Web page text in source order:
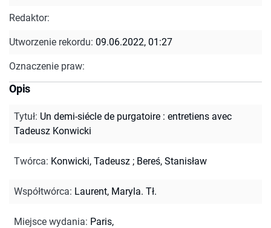
Redaktor:
Utworzenie rekordu: 09.06.2022, 01:27
Oznaczenie praw:
Opis
Tytuł: Un demi-siécle de purgatoire : entretiens avec
Tadeusz Konwicki
Twórca: Konwicki, Tadeusz ; Bereś, Stanisław
Współtwórca: Laurent, Maryla. Tł.
Miejsce wydania: Paris,